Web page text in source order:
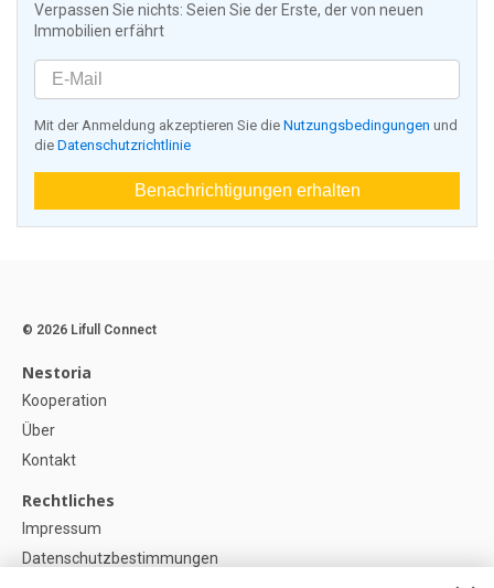
Verpassen Sie nichts: Seien Sie der Erste, der von neuen
Immobilien erfährt
Mit der Anmeldung akzeptieren Sie die Nutzungsbedingungen und
die Datenschutzrichtlinie
Benachrichtigungen erhalten
© 2026 Lifull Connect
Nestoria
Kooperation
Über
Kontakt
Rechtliches
Impressum
Datenschutzbestimmungen